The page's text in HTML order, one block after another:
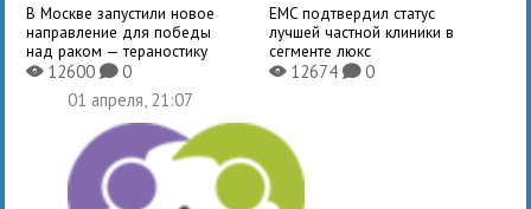
В Москве запустили новое
направление для победы
над раком — тераностику
X12600K0
EMC подтвердил статус
лучшей частной клиники в
сегменте люкс
X12674 K0
01 апреля, 21:07